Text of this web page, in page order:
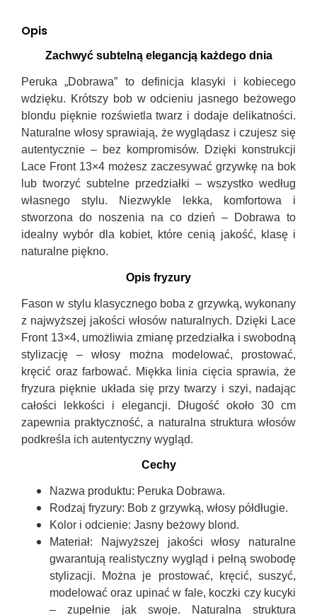
Opis
Zachwyć subtelną elegancją każdego dnia
Peruka „Dobrawa” to definicja klasyki i kobiecego
wdzięku. Krótszy bob w odcieniu jasnego beżowego
blondu pięknie rozświetla twarz i dodaje delikatności.
Naturalne włosy sprawiają, że wyglądasz i czujesz się
autentycznie – bez kompromisów. Dzięki konstrukcji
Lace Front 13×4 możesz zaczesywać grzywkę na bok
lub tworzyć subtelne przedziałki – wszystko według
własnego stylu. Niezwykle lekka, komfortowa i
stworzona do noszenia na co dzień – Dobrawa to
idealny wybór dla kobiet, które cenią jakość, klasę i
naturalne piękno.
Opis fryzury
Fason w stylu klasycznego boba z grzywką, wykonany
z najwyższej jakości włosów naturalnych. Dzięki Lace
Front 13×4, umożliwia zmianę przedziałka i swobodną
stylizację – włosy można modelować, prostować,
kręcić oraz farbować. Miękka linia cięcia sprawia, że
fryzura pięknie układa się przy twarzy i szyi, nadając
całości lekkości i elegancji. Długość około 30 cm
zapewnia praktyczność, a naturalna struktura włosów
podkreśla ich autentyczny wygląd.
Cechy
Nazwa produktu: Peruka Dobrawa.
Rodzaj fryzury: Bob z grzywką, włosy półdługie.
Kolor i odcienie: Jasny beżowy blond.
Materiał:
Najwyższej jakości włosy naturalne
gwarantują realistyczny wygląd i pełną swobodę
stylizacji. Można je prostować, kręcić, suszyć,
modelować oraz upinać w fale, koczki czy kucyki
– zupełnie jak swoje. Naturalna struktura